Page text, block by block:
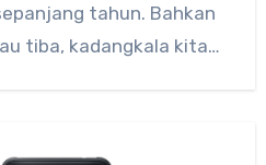
tahun. Bahkan
tiba, kadangkala kita…